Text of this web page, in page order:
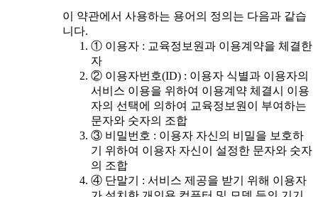
이 약관에서 사용하는 용어의 정의는 다음과 같습
니다.
① 이용자 : 교육정보원과 이용계약을 체결한
자
② 이용자번호(ID) : 이용자 식별과 이용자의
서비스 이용을 위하여 이용계약 체결시 이용
자의 선택에 의하여 교육정보원이 부여하는
문자와 숫자의 조합
③ 비밀번호 : 이용자 자신의 비밀을 보호하
기 위하여 이용자 자신이 설정한 문자와 숫자
의 조합
④ 단말기 : 서비스 제공을 받기 위해 이용자